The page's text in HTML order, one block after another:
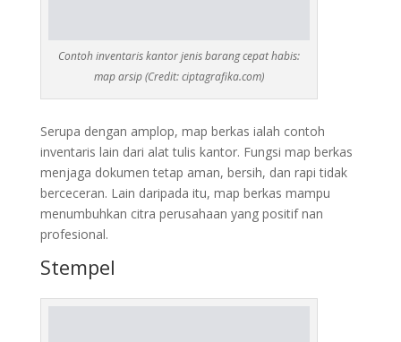
Contoh inventaris kantor jenis barang cepat habis:
map arsip (Credit: ciptagrafika.com)
Serupa dengan amplop, map berkas ialah contoh
inventaris lain dari alat tulis kantor. Fungsi map berkas
menjaga dokumen tetap aman, bersih, dan rapi tidak
berceceran. Lain daripada itu, map berkas mampu
menumbuhkan citra perusahaan yang positif nan
profesional.
Stempel